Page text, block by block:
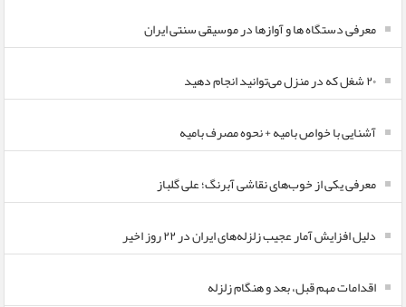
معرفی دستگاه ها و آوازها در موسیقی سنتی ایران
۲۰ شغل که در منزل می‌توانید انجام دهید
آشنایی با خواص بامیه + نحوه مصرف بامیه
معرفی یکی از خوب‌های نقاشی آبرنگ؛ علی گلباز
دلیل افزایش آمار عجیب زلزله‌های ایران در ۲۲ روز اخیر
اقدامات مهم قبل، بعد و هنگام زلزله